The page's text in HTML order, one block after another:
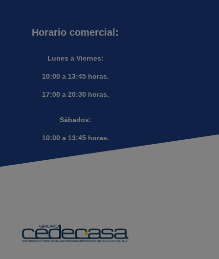
Horario comercial:
Lunes a Viernes:
10:00 a 13:45 horas.
17:00 a 20:30 horas.
Sábados:
10:00 a 13:45 horas.